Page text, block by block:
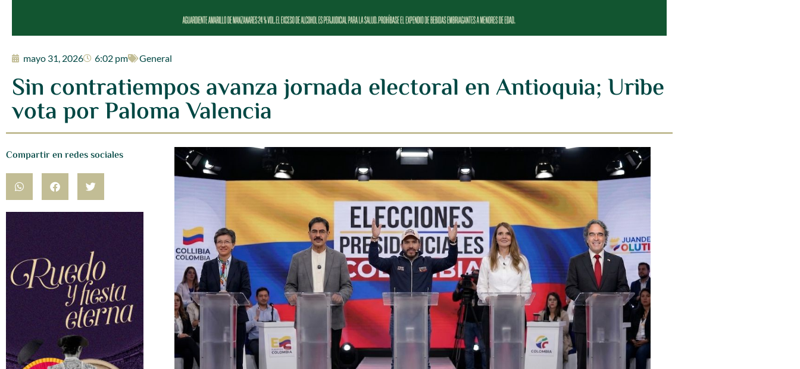
mayo 31, 2026 6:02 pm General
Sin contratiempos avanza jornada electoral en Antioquia; Uribe
vota por Paloma Valencia
Compartir en redes sociales